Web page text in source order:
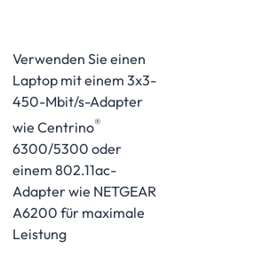
Verwenden Sie einen
Laptop mit einem 3x3-
450-Mbit/s-Adapter
wie Centrino®
6300/5300 oder
einem 802.11ac-
Adapter wie NETGEAR
A6200 für maximale
Leistung